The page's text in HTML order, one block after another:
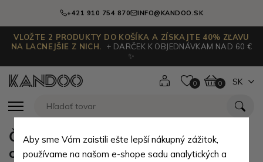
+421 910 754 870 INFO@KANDOO.SK
VLOŽTE 2 PRODUKTY DO KOŠÍKA A ZÍSKAJTE 40% ZĽAVU
NA LACNEJŠIE Z NICH.
+ DARČEK K OBJEDNÁVKAM NAD 60 €
✨
0 0 SK
Čierny kožený hladký pánsky
opasok Legrand
Aby sme Vám zaistili ešte lepší nákupný zážitok,
používame na našom e-shope sadu analytických a